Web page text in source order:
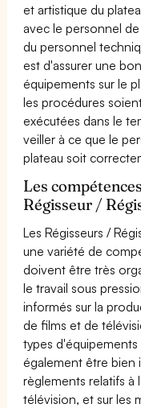
et artistique du
avec le personnel
du personnel
est d'assurer une
équipements sur le
les procédures
exécutées dans le
veiller à ce que le
plateau soit
Les
Régisseur /
Les Régisseurs /
une variété de
doivent être très
le travail sous
informés sur la
de films et de
types d'équipements
également être bien
règlements relatifs à
télévision, et sur les